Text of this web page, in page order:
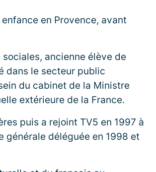
en Provence, avant
ancienne élève de
dans le secteur public
du cabinet de la Ministre
extérieure de la France.
puis a rejoint TV5 en 1997 à
générale déléguée en 1998 et